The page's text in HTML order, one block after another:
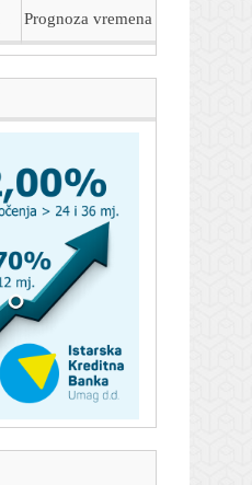
Prognoza vremena